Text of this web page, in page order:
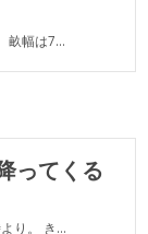
畝幅は7…
ってくる
り。 き…